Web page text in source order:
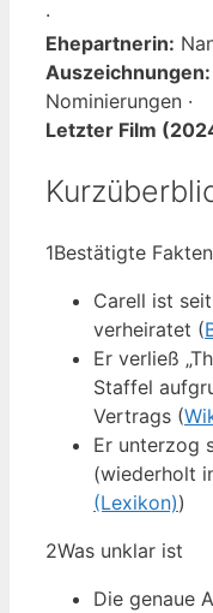
·
Ehepartnerin:
Auszeichnungen:
Nominierungen ·
Letzter Film
1Bestätigte Fakten
Carell ist
verheiratet (
Er verließ
Staffel
Vertrags (
Er unterzog
(wiederholt
(Lexikon))
2Was unklar ist
Die genaue